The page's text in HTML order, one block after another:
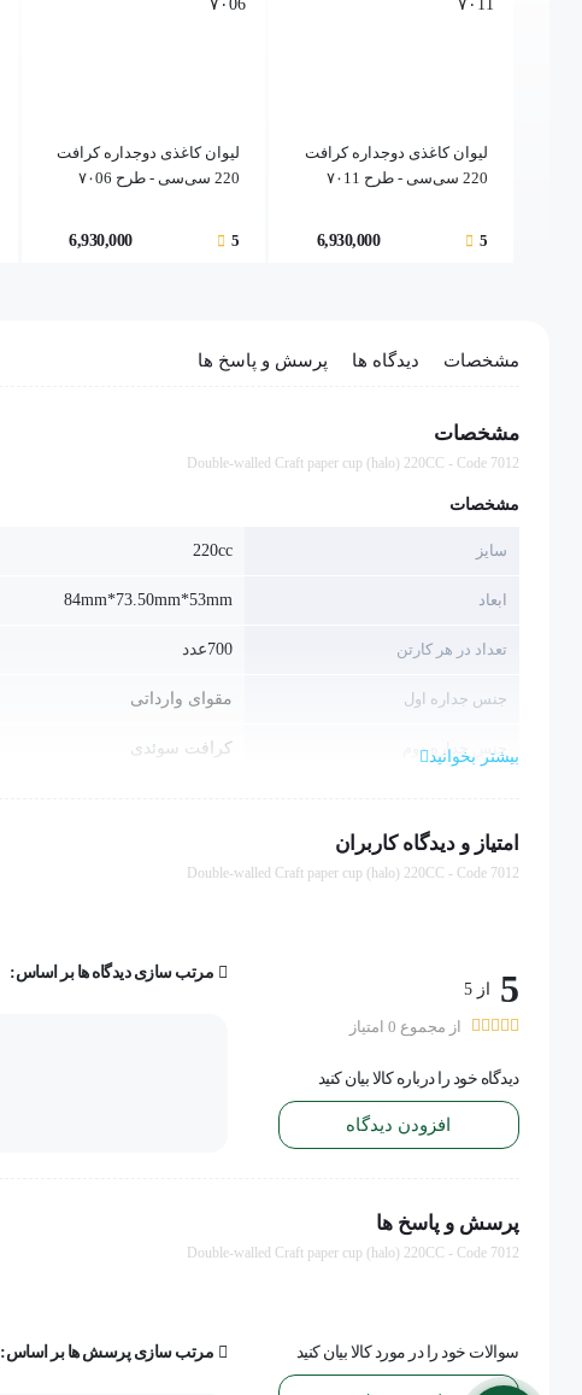
لیوان کاغذی دوجداره کرافت
220 سی‌سی - طرح ۷۰11
5
6,930,000
لیوان کاغذی دوجداره کرافت
220 سی‌سی - طرح ۷۰06
5
6,930,000
مشخصات دیدگاه ها پرسش و پاسخ ها
مشخصات
Double-walled Craft paper cup (halo) 220CC - Code 7012
مشخصات
سایز 220cc
ابعاد 84mm*73.50mm*53mm
تعداد در هر کارتن 700عدد
جنس جداره اول مقوای وارداتی
جنس جداره دوم کرافت سوئدی
گرماژ جداره دوم
بیشتر بخوانید
امتیاز و دیدگاه کاربران
Double-walled Craft paper cup (halo) 220CC - Code 7012
5 از 5
از مجموع 0 امتیاز
دیدگاه خود را درباره کالا بیان کنید
افزودن دیدگاه
مرتب سازی دیدگاه ها بر اساس:
پرسش و پاسخ ها
Double-walled Craft paper cup (halo) 220CC - Code 7012
سوالات خود را در مورد کالا بیان کنید مرتب سازی پرسش ها بر اساس: